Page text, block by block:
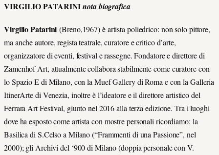
VIRGILIO PATARINInota biografica
Virgilio Patarini (Breno,1967) è artista poliedrico: non solo pittore,
ma anche autore, regista teatrale, curatore e critico d’arte,
organizzatore di eventi, festival e rassegne. Fondatore e direttore di
Zamenhof Art, attualmente collabora stabilmente come curatore con
lo Spazio E di Milano, con la Muef Gallery di Roma e con la Galleria
ItinerArte di Venezia, inoltre è l’ideatore e il direttore artistico del
Ferrara Art Festival, giunto nel 2016 alla terza edizione. Tra i luoghi
dove ha esposto come artista con mostre personali ricordiamo: la
Basilica di S.Celso a Milano (“Frammenti di una Passione”, nel
2000); gli Archivi del ‘900 di Milano (doppia personale con V.